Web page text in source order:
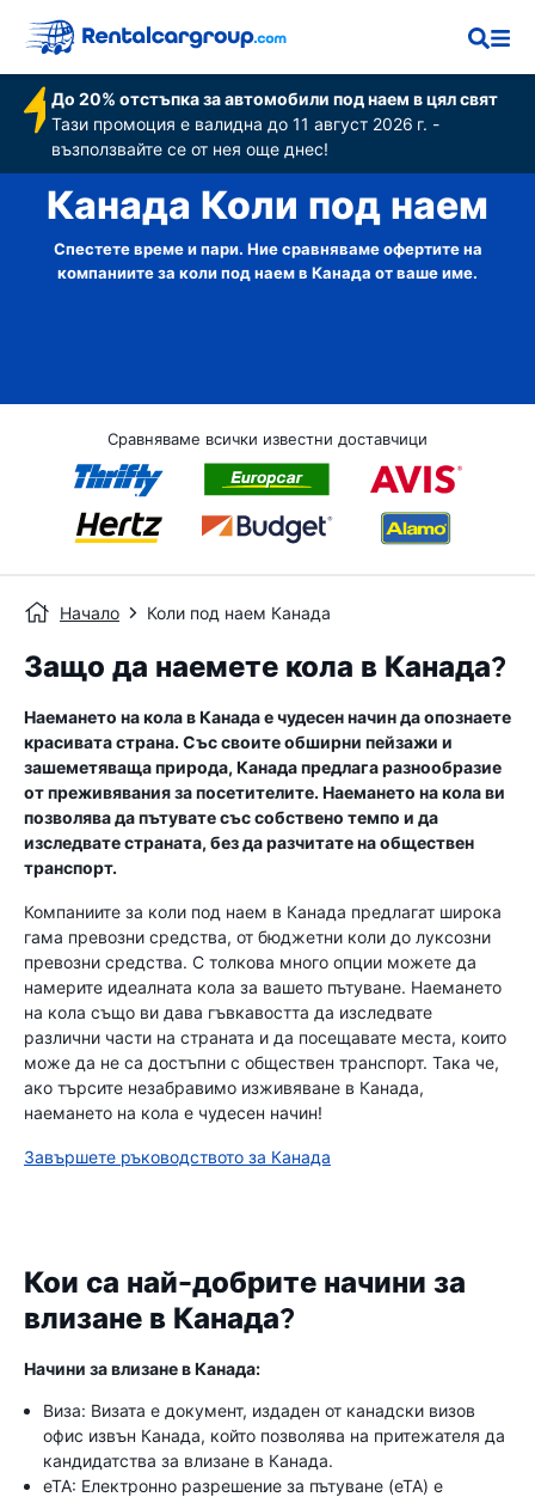
До 20% отстъпка за автомобили под наем в цял свят
Тази промоция е валидна до 11 август 2026 г. -
възползвайте се от нея още днес!
Канада Коли под наем
Спестете време и пари. Ние сравняваме офертите на
компаниите за коли под наем в Канада от ваше име.
Сравняваме всички известни доставчици
Начало Коли под наем Канада
Защо да наемете кола в Канада?
Наемането на кола в Канада е чудесен начин да опознаете
красивата страна. Със своите обширни пейзажи и
зашеметяваща природа, Канада предлага разнообразие
от преживявания за посетителите. Наемането на кола ви
позволява да пътувате със собствено темпо и да
изследвате страната, без да разчитате на обществен
транспорт.
Компаниите за коли под наем в Канада предлагат широка
гама превозни средства, от бюджетни коли до луксозни
превозни средства. С толкова много опции можете да
намерите идеалната кола за вашето пътуване. Наемането
на кола също ви дава гъвкавостта да изследвате
различни части на страната и да посещавате места, които
може да не са достъпни с обществен транспорт. Така че,
ако търсите незабравимо изживяване в Канада,
наемането на кола е чудесен начин!
Завършете ръководството за Канада
Кои са най-добрите начини за
влизане в Канада?
Начини за влизане в Канада:
Виза: Визата е документ, издаден от канадски визов
офис извън Канада, който позволява на притежателя да
кандидатства за влизане в Канада.
eTA: Електронно разрешение за пътуване (eTA) е